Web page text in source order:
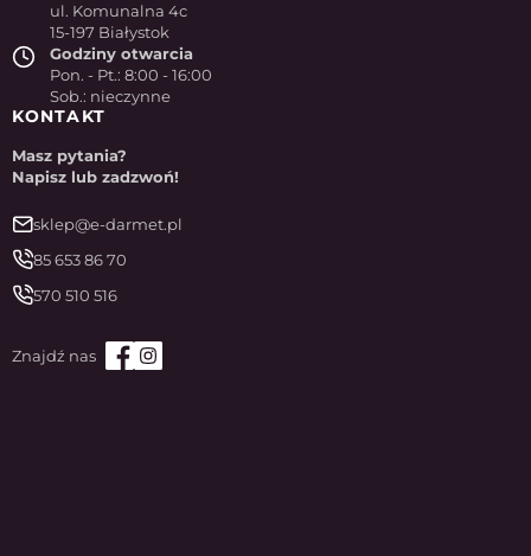
ul. Komunalna 4c
15-197 Białystok
Godziny otwarcia
Pon. - Pt.: 8:00 - 16:00
Sob.: nieczynne
KONTAKT
Masz pytania?
Napisz lub zadzwoń!
sklep@e-darmet.pl
85 653 86 70
570 510 516